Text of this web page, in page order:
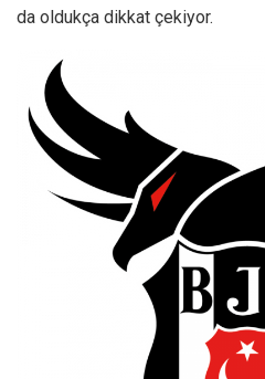
da oldukça dikkat çekiyor.